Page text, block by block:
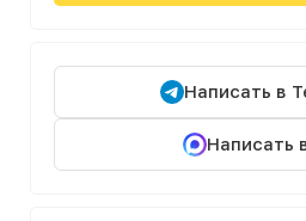
Написать в
Написать